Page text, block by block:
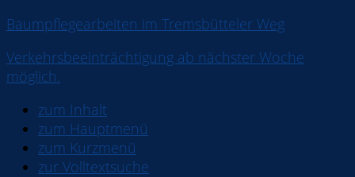
Baumpflegearbeiten im Tremsbütteler Weg
Verkehrsbeeinträchtigung ab nächster Woche
möglich.
zum Inhalt
zum Hauptmenü
zum Kurzmenü
zur Volltextsuche